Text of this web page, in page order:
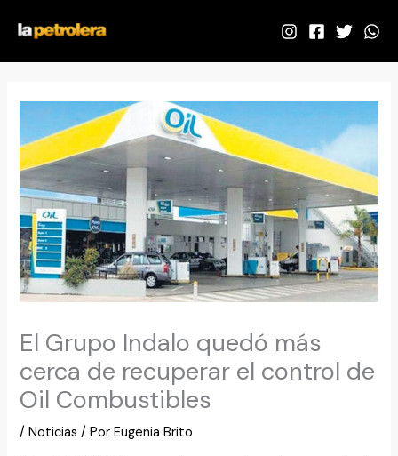
contenido
El Grupo Indalo quedó más
cerca de recuperar el control de
Oil Combustibles
/Noticias / PorEugenia Brito